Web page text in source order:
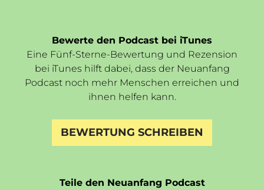
Bewerte den Podcast bei iTunes
Eine Fünf-Sterne-Bewertung und Rezension
bei iTunes hilft dabei, dass der Neuanfang
Podcast noch mehr Menschen erreichen und
ihnen helfen kann.
BEWERTUNG SCHREIBEN
Teile den Neuanfang Podcast